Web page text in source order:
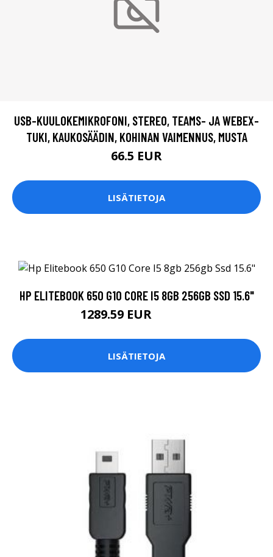
USB-KUULOKEMIKROFONI, STEREO, TEAMS- JA WEBEX-
TUKI, KAUKOSÄÄDIN, KOHINAN VAIMENNUS, MUSTA
66.5 EUR
LISÄTIETOJA
HP ELITEBOOK 650 G10 CORE I5 8GB 256GB SSD 15.6"
1289.59 EUR
LISÄTIETOJA